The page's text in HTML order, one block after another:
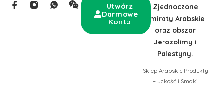
Zjednoczone
Emiraty Arabskie
oraz obszar
Jerozolimy i
Palestyny.
Sklep Arabskie Produkty
– Jakość i Smaki
Utwórz
Darmowe
Konto